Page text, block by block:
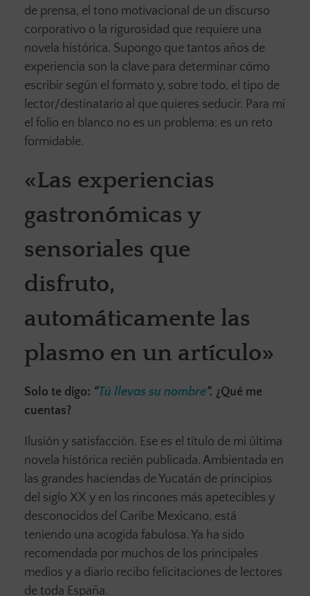
de prensa, el tono motivacional de un discurso
corporativo o la rigurosidad que requiere una
novela histórica. Supongo que tantos años de
experiencia son la clave para determinar cómo
escribir según el formato y, sobre todo, el tipo de
lector/destinatario al que quieres seducir. Para mí
el folio en blanco no es un problema: es un reto
formidable.
«Las experiencias
gastronómicas y
sensoriales que
disfruto,
automáticamente las
plasmo en un artículo»
Solo te digo: “Tú llevas su nombre”. ¿Qué me
cuentas?
Ilusión y satisfacción. Ese es el título de mi última
novela histórica recién publicada. Ambientada en
las grandes haciendas de Yucatán de principios
del siglo XX y en los rincones más apetecibles y
desconocidos del Caribe Mexicano, está
teniendo una acogida fabulosa. Ya ha sido
recomendada por muchos de los principales
medios y a diario recibo felicitaciones de lectores
de toda España.